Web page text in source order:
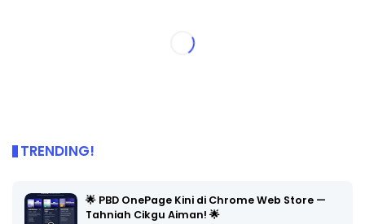
TRENDING!
🌟 PBD OnePage Kini di Chrome Web Store —
Tahniah Cikgu Aiman! 🌟